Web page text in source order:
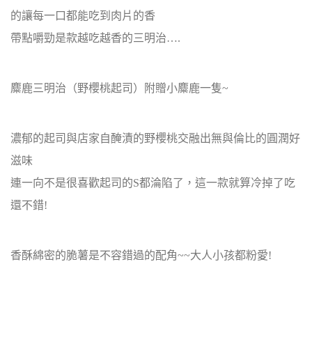
的讓每一口都能吃到肉片的香
帶點嚼勁是款越吃越香的三明治….
麋鹿三明治（野櫻桃起司）附贈小麋鹿一隻~
濃郁的起司與店家自醃漬的野櫻桃交融出無與倫比的圓潤好
滋味
連一向不是很喜歡起司的S都淪陷了，這一款就算冷掉了吃
還不錯!
香酥綿密的脆薯是不容錯過的配角~~大人小孩都粉愛!